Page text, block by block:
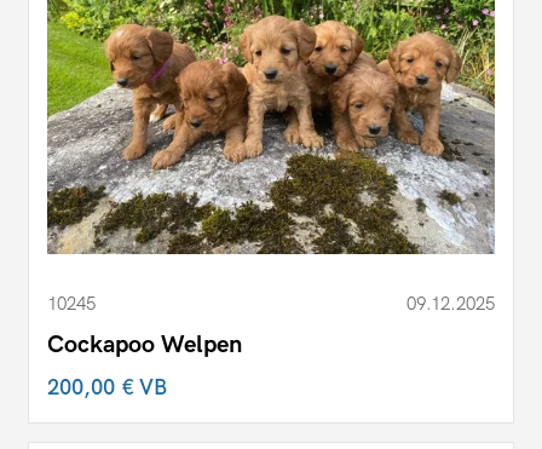
10245 09.12.2025
Cockapoo Welpen
200,00 €VB